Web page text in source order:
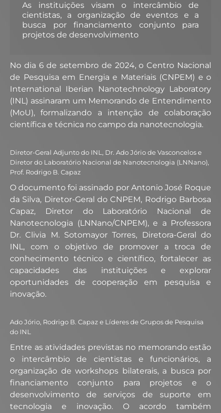
As instituições visam o intercâmbio de
cientistas, a organização de eventos e a
busca por financiamento conjunto para
projetos de desenvolvimento
No dia 6 de setembro de 2024, o Centro Nacional
de Pesquisa em Energia e Materiais (CNPEM) e o
International Iberian Nanotechnology Laboratory
(INL) assinaram um Memorando de Entendimento
(MoU), formalizando a intenção de colaboração
científica e técnica no campo da nanotecnologia.
Diretor-Geral Adjunto do INL, Dr. Ado Jório de Vasconcelos e
Diretor do Laboratório Nacional de Nanotecnologia (LNNano),
Prof. Rodrigo B. Capaz
O documento foi assinado por Antonio José Roque
da Silva, Diretor-Geral do CNPEM, Rodrigo Barbosa
Capaz, Diretor do Laboratório Nacional de
Nanotecnologia (LNNano/CNPEM), e a Professora
Dr. Clivia M. Sotomayor Torres, Diretora-Geral do
INL, com o objetivo de promover a troca de
conhecimento técnico e científico, fortalecer as
capacidades das instituições e explorar
oportunidades de cooperação em pesquisa e
inovação.
Ado Jório, Rodrigo B. Capaz e Líderes de Grupos de Pesquisa
do INL
Entre as atividades previstas no memorando estão
o intercâmbio de cientistas e funcionários, a
organização de workshops bilaterais, a busca por
financiamento conjunto para projetos e o
desenvolvimento de serviços de suporte em
tecnologia e inovação. O acordo também